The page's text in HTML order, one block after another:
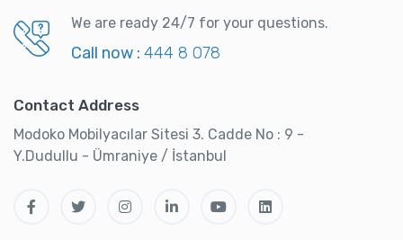
We are ready 24/7 for your questions.
Call now : 444 8 078
Contact Address
Modoko Mobilyacılar Sitesi 3. Cadde No : 9 -
Y.Dudullu - Ümraniye / İstanbul